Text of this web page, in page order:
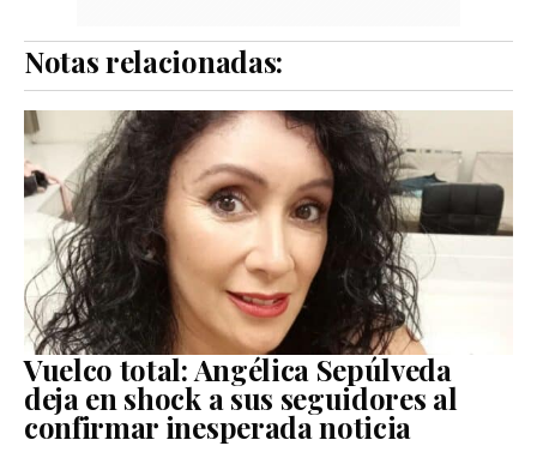
Notas relacionadas:
Vuelco total: Angélica Sepúlveda
deja en shock a sus seguidores al
confirmar inesperada noticia